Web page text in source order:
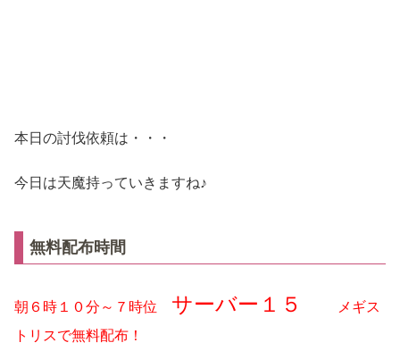
本日の討伐依頼は・・・
今日は天魔持っていきますね♪
無料配布時間
朝６時１０分～７時位 サーバー１５
メギス
トリスで無料配布！